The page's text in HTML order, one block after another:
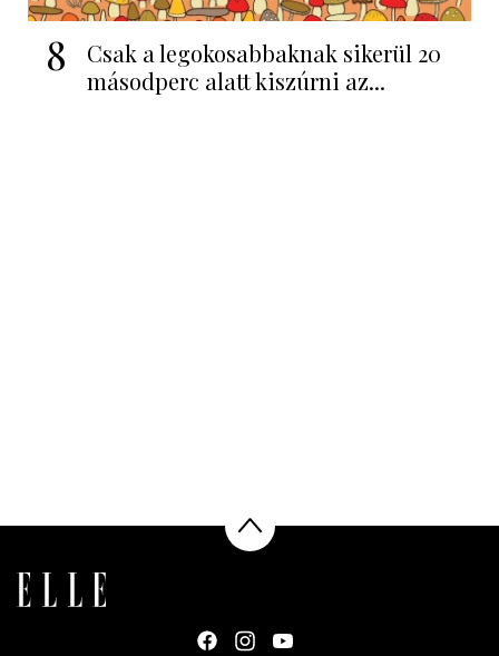
8
Csak a legokosabbaknak sikerül 20
másodperc alatt kiszúrni az...